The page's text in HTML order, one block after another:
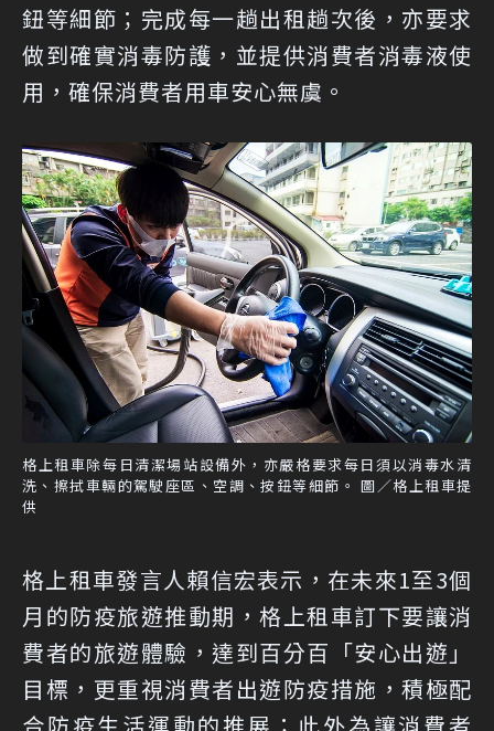
鈕等細節；完成每一趟出租趟次後，亦要求
做到確實消毒防護，並提供消費者消毒液使
用，確保消費者用車安心無虞。
格上租車除每日清潔場站設備外，亦嚴格要求每日須以消毒水清
洗、擦拭車輛的駕駛座區、空調、按鈕等細節。 圖／格上租車提
供
格上租車發言人賴信宏表示，在未來1至3個
月的防疫旅遊推動期，格上租車訂下要讓消
費者的旅遊體驗，達到百分百「安心出遊」
目標，更重視消費者出遊防疫措施，積極配